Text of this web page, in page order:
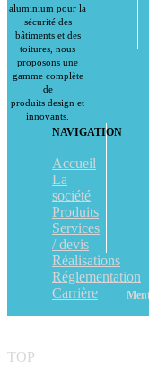
aluminium pour la
sécurité des
bâtiments et des
toitures, nous
proposons une
gamme complète
de
produits design et
innovants.
NAVIGATION
Accueil
La
société
Produits
Services
/ devis
Réalisations
Réglementation
Carrière
TOP